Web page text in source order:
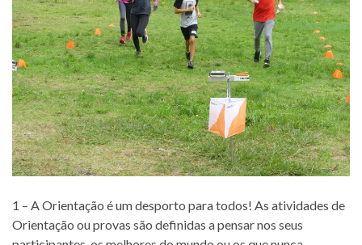
1 – A Orientação é um desporto para todos! As atividades de
Orientação ou provas são definidas a pensar nos seus